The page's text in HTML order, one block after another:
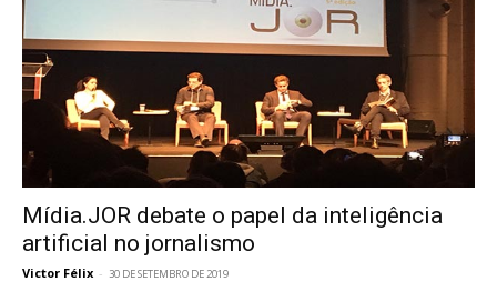
Mídia.JOR debate o papel da inteligência
artificial no jornalismo
Victor Félix - 30 DE SETEMBRO DE 2019